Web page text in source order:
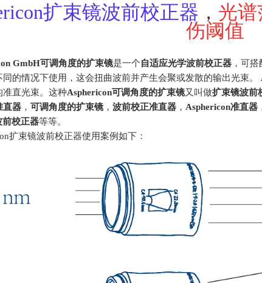
扩束镜波前校正器 ， 光谱
伤阈值
GmbH可调角度的扩束镜是一个自适应光学波前校正器 ，可
的情况下使用，这会扭曲波前并产生会聚或发散的输出光束。
准直光束。这种Asphericon可调角度的扩束镜又叫做扩束镜波前
直器 ， 可调角度的扩束镜 ， 波前校正准直器 ， Asphericon准直器
前校正器等等。
扩束镜波前校正器使用案例如下：